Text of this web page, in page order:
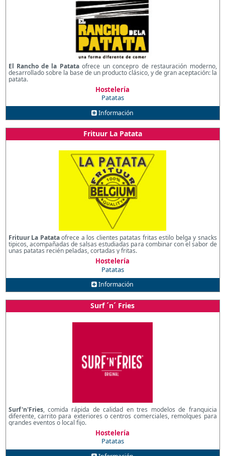
El Rancho de la Patataofrece un concepro de restauración moderno,
desarrollado sobre la base de un producto clásico, y de gran aceptación: la
patata.
Hostelería
Patatas
Información
Frituur La Patata
Frituur La Patataofrece a los clientes patatas fritas estilo belga y snacks
tipicos, acompañadas de salsas estudiadas para combinar con el sabor de
unas patatas recién peladas, cortadas y fritas.
Hostelería
Patatas
Información
Surf ´n´ Fries
Surf'n'Fries, comida rápida de calidad en tres modelos de franquicia
diferente, carrito para exteriores o centros comerciales, remolques para
grandes eventos o local fijo.
Hostelería
Patatas